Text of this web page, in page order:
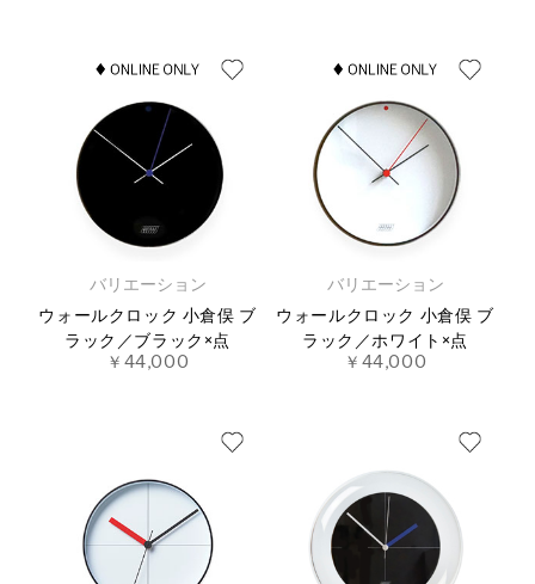
バリエーション
ウォールクロック 小倉俣 ブ
ラック／ブラック×点
￥44,000
バリエーション
ウォールクロック 小倉俣 ブ
ラック／ホワイト×点
￥44,000